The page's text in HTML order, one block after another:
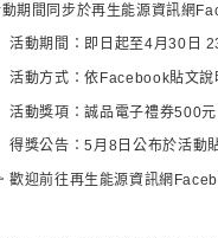
期間同步於再生能源資訊網
活動期間：即日起至4月30 日
活動方式：依 Facebook貼文說
活動獎項：誠品電子禮券500
得獎公告：5 月 8 日公布於活動
歡迎前往再生能源資訊網